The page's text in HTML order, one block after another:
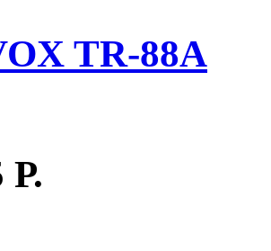
TR-88A
Р.